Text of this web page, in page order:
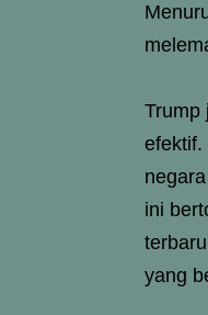
Trump
efektif.
ini
yang